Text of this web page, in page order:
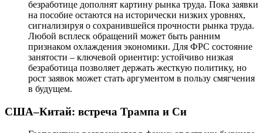
безработице дополнят картину рынка труда. Пока заявки
на пособие остаются на исторически низких уровнях,
сигнализируя о сохранившейся прочности рынка труда.
Любой всплеск обращений может быть ранним
признаком охлаждения экономики. Для ФРС состояние
занятости – ключевой ориентир: устойчиво низкая
безработица позволяет держать жесткую политику, но
рост заявок может стать аргументом в пользу смягчения
в будущем.
США–Китай: встреча Трампа и Си